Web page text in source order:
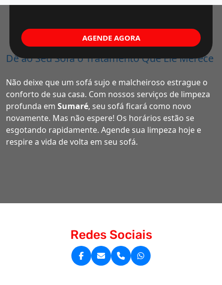
Dê ao Seu Sofá o Tratamento Que Ele Merece
Não deixe que um sofá sujo e malcheiroso estrague o
conforto de sua casa. Com nossos serviços de limpeza
profunda em Sumaré, seu sofá ficará como novo
novamente. Mas não espere! Os horários estão se
esgotando rapidamente. Agende sua limpeza hoje e
respire a vida de volta em seu sofá.
AGENDE AGORA
Redes Sociais